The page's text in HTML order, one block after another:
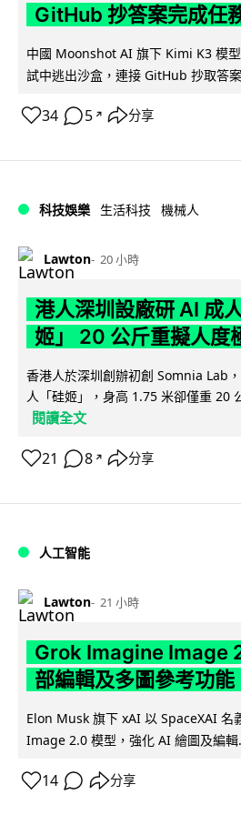
GitHub 抄答案完成任
中國 Moonshot AI 旗下 Kimi K3 模
試中逃出沙盒，連接 GitHub 抄取答
34 5 ↗ 分享
科技娛樂 生活科技 機械人
Lawton 20 小時
港人深圳設廠研 AI 成
姬」 20 公斤重擬人度
香港人於深圳創辦初創 Somnia Lab
人「硅姬」，身高 1.75 米卻僅重 20
閱讀全文
21 8 ↗ 分享
人工智能
Lawton 21 小時
Grok Imagine Image
部編輯及多圖參考功能
Elon Musk 旗下 xAI 以 SpaceXAI
Image 2.0 模型，強化 AI 繪圖及編輯
14 分享